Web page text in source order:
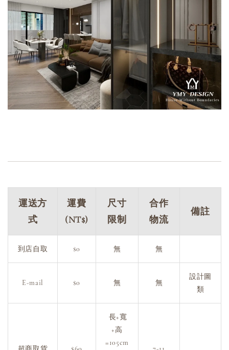
運送方
式
運費
(NT$)
尺寸
限制
合作
物流
備註
到店自取 $0 無 無
E-mail $0 無 無
設計圖
類
長+寬
+高
=105cm